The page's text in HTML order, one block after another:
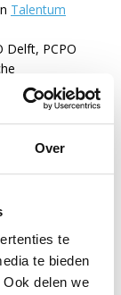
Over
te
te bieden
delen we
Talentum
Delft, PCPO
voor het
het
vragen en